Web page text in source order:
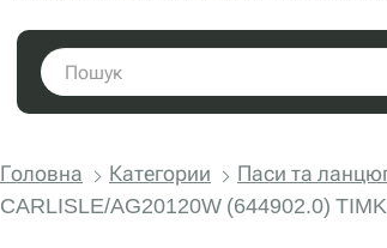
Головна Категории Паси та
CARLISLE/AG20120W (644902.0)